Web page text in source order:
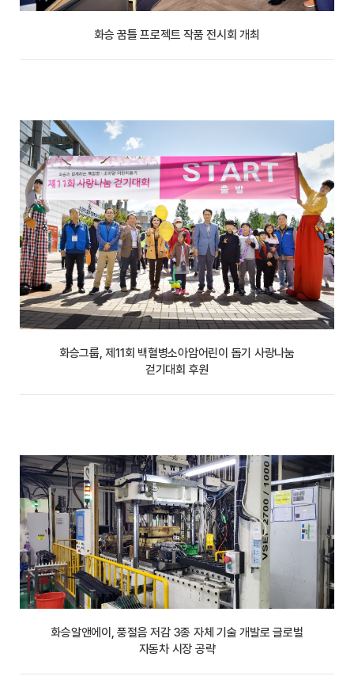
화승 꿈틀 프로젝트 작품 전시회 개최
화승그룹, 제11회 백혈병소아암어린이 돕기 사랑나눔
걷기대회 후원
화승알앤에이, 풍절음 저감 3종 자체 기술 개발로 글로벌
자동차 시장 공략